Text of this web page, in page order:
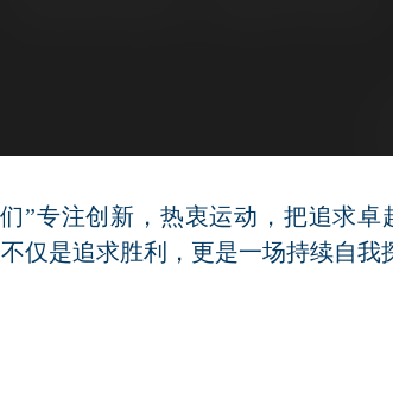
”专注创新，热衷运动，把追求
仅是追求胜利，更是一场持续自我